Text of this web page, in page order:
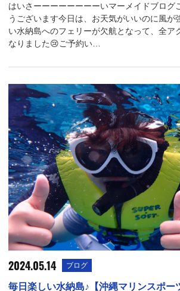
はいさーーーーーーーーいマーメイドブログ
うございます今日は、お天気がいいのに風が
い水納島へのフェリーが欠航となって、全ア
なりました😢ご予約い…
2024.05.14 ブログ
毎日楽しい水納島♪【沖縄マリンスポ